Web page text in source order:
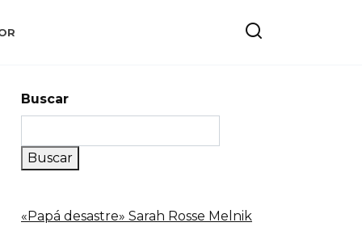
Buscar
Buscar
«Papá desastre» Sarah Rosse Melnik